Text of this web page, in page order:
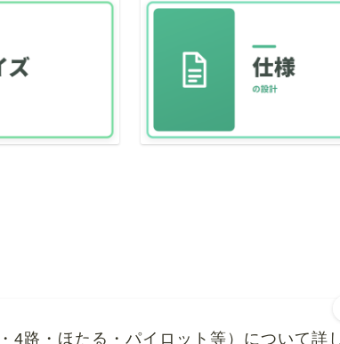
4路・ほたる・パイロット等）について詳